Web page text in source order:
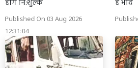
होंगे नि:शुल्क
Published On 03 Aug 2026
12:31:04
है भाव